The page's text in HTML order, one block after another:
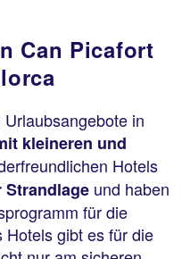
Can Picafort
in
kleineren und
Hotels
Strandlage und haben
für die
Hotels gibt es für die